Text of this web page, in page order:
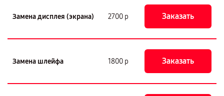
Замена дисплея (экрана) 2700 р Заказать
Замена шлейфа 1800 р Заказать